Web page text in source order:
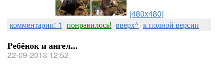
[480x480]
комментарии: 1 понравилось! вверх^ к полной версии
Ребёнок и ангел...
22-09-2013 12:52